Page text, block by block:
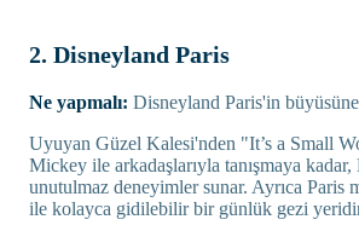
2. Disneyland Paris
Ne yapmalı: Disneyland Paris'in büyüsüne
Uyuyan Güzel Kalesi'nden "It’s a Small
Mickey ile arkadaşlarıyla tanışmaya
unutulmaz deneyimler sunar. Ayrıca Paris
ile kolayca gidilebilir bir günlük gezi